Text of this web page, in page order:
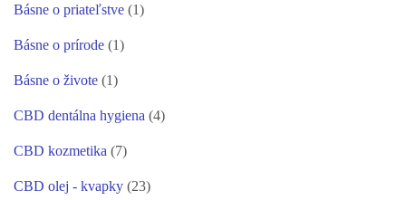
Básne o priateľstve (1)
Básne o prírode (1)
Básne o živote (1)
CBD dentálna hygiena (4)
CBD kozmetika (7)
CBD olej - kvapky (23)